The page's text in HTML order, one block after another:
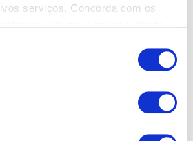
serviços. Concorda com os